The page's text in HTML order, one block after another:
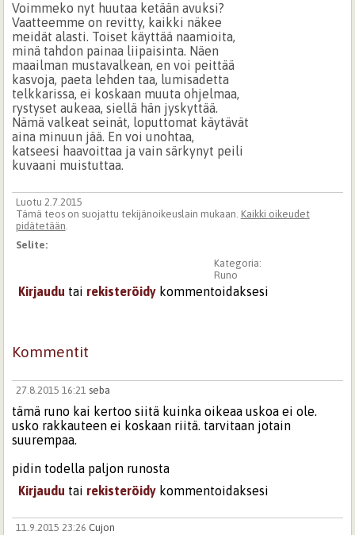
Voimmeko nyt huutaa ketään avuksi?
Vaatteemme on revitty, kaikki näkee
meidät alasti. Toiset käyttää naamioita,
minä tahdon painaa liipaisinta. Näen
maailman mustavalkean, en voi peittää
kasvoja, paeta lehden taa, lumisadetta
telkkarissa, ei koskaan muuta ohjelmaa,
rystyset aukeaa, siellä hän jyskyttää.
Nämä valkeat seinät, loputtomat käytävät
aina minuun jää. En voi unohtaa,
katseesi haavoittaa ja vain särkynyt peili
kuvaani muistuttaa.
Luotu 2.7.2015
Tämä teos on suojattu tekijänoikeuslain mukaan. Kaikki oikeudet
pidätetään.
Selite:
Kategoria:
Runo
Kirjaudu tai rekisteröidy kommentoidaksesi
Kommentit
27.8.2015 16:21 seba
tämä runo kai kertoo siitä kuinka oikeaa uskoa ei ole.
usko rakkauteen ei koskaan riitä. tarvitaan jotain
suurempaa.
pidin todella paljon runosta
Kirjaudu tai rekisteröidy kommentoidaksesi
11.9.2015 23:26 Cujon